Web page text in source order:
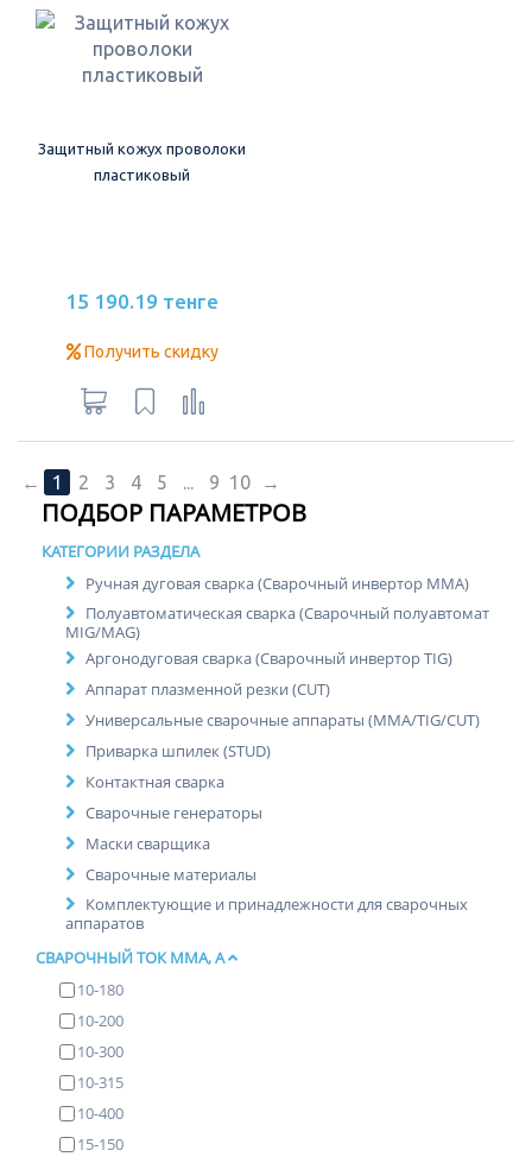
Защитный кожух проволоки
пластиковый
15 190.19 тенге
Получить скидку
← 1 2 3 4 5 ... 9 10 →
ПОДБОР ПАРАМЕТРОВ
КАТЕГОРИИ РАЗДЕЛА
Ручная дуговая сварка (Сварочный инвертор MMA)
Полуавтоматическая сварка (Сварочный полуавтомат
MIG/MAG)
Аргонодуговая сварка (Сварочный инвертор TIG)
Аппарат плазменной резки (CUT)
Универсальные сварочные аппараты (MMA/TIG/CUT)
Приварка шпилек (STUD)
Контактная сварка
Сварочные генераторы
Маски сварщика
Сварочные материалы
Комплектующие и принадлежности для сварочных
аппаратов
СВАРОЧНЫЙ ТОК ММА, А
10-180
10-200
10-300
10-315
10-400
15-150